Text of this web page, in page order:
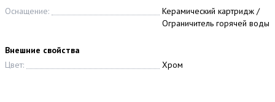
Оснащение:
Керамический картридж /
Ограничитель горячей воды
Внешние свойства
Цвет:
Хром